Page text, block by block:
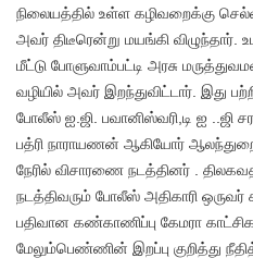
நிலையத்தில் உள்ள கழிவறைக்கு
அவர் திடீரென்று மயங்கி
மீட்டு போளுவாம்பட்டி அரசு
வழியில் அவர் இறந்துவிட்டார். இது
போலீஸ் ஐ.ஜி. பவானிஸ்வரி,டி ஐ ..ஜி
பத்ரி நாராயணன் ஆகியோர்
நேரில் விசாரணை நடத்தினர் .
நடத்திவரும் போலீஸ் அதிகாரி ஒருவர்
பதிவான கண்காணிப்பு கேமரா
மேலும்பெண்ணின் இறப்பு குறித்து